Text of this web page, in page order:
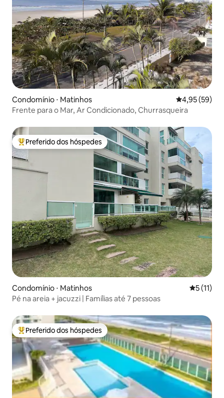
Condomínio ⋅ Matinhos 4,95 de uma
4,95 (59)
Frente para o Mar, Ar Condicionado, Churrasqueira
Entre os melhores preferidos dos hóspedes
Preferido dos hóspedes
Condomínio ⋅ Matinhos 5 de uma
5 (11)
Pé na areia + jacuzzi | Famílias até 7 pessoas
Entre os melhores preferidos dos hóspedes
Preferido dos hóspedes